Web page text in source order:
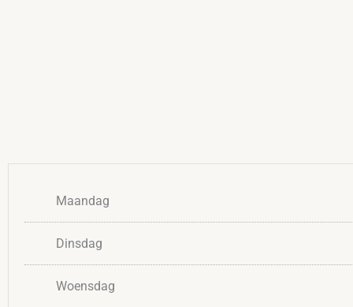
Maandag
Dinsdag
Woensdag